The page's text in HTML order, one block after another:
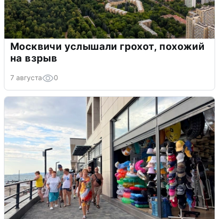
Москвичи услышали грохот, похожий
на взрыв
7 августа 0